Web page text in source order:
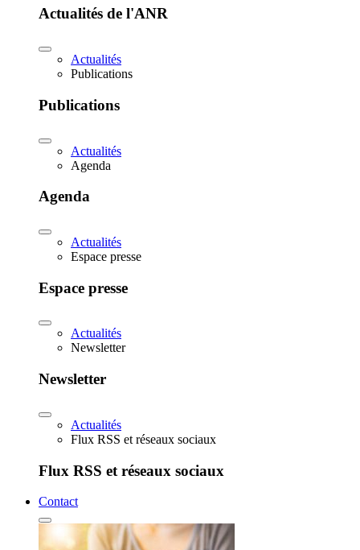
Actualités de l'ANR
Actualités
Publications
Publications
Actualités
Agenda
Agenda
Actualités
Espace presse
Espace presse
Actualités
Newsletter
Newsletter
Actualités
Flux RSS et réseaux sociaux
Flux RSS et réseaux sociaux
Contact